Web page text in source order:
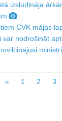
izsludināja
CVK mājas
nodrošināt
« 1 2 3